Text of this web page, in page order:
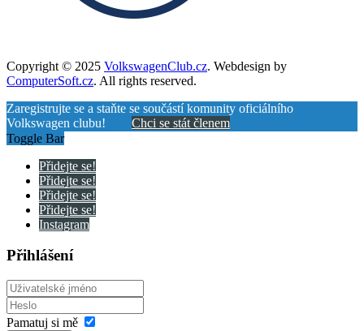
Copyright © 2025 VolkswagenClub.cz. Webdesign by
ComputerSoft.cz. All rights reserved.
Zaregistrujte se a staňte se součástí komunity oficiálního
Volkswagen clubu! Chci se stát členem
Toggle Bar
Přidejte se!
Přidejte se!
Přidejte se!
Přidejte se!
Instagram
Přihlášení
Pamatuj si mě